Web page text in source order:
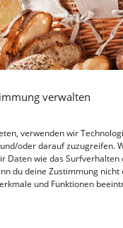
verwalten
verwenden wir
oder darauf zuzugreifen.
Daten wie das Surfverhalten
du deine Zustimmung
und Funktionen
es sich